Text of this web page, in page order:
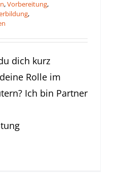
,Vorbereitung,
,
dich kurz
Rolle im
Ich bin Partner